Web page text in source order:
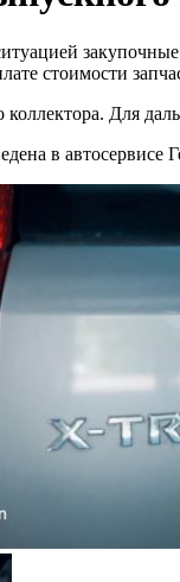
стоимости
Для
в автосервисе